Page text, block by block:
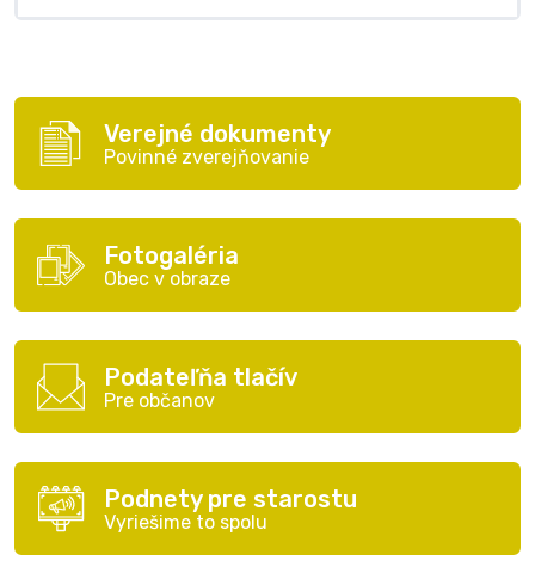
Verejné dokumenty
Povinné zverejňovanie
Fotogaléria
Obec v obraze
Podateľňa tlačív
Pre občanov
Podnety pre starostu
Vyriešime to spolu